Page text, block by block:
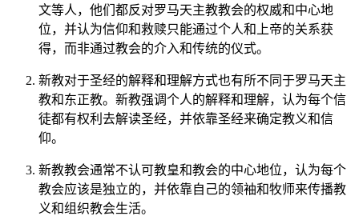
文等人，他们都反对罗马天主教教会的权威和中心地
位，并认为信仰和救赎只能通过个人和上帝的关系获
得，而非通过教会的介入和传统的仪式。
新教对于圣经的解释和理解方式也有所不同于罗马天主
教和东正教。新教强调个人的解释和理解，认为每个信
徒都有权利去解读圣经，并依靠圣经来确定教义和信
仰。
新教教会通常不认可教皇和教会的中心地位，认为每个
教会应该是独立的，并依靠自己的领袖和牧师来传播教
义和组织教会生活。